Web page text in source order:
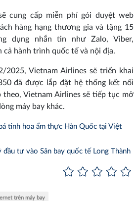
cung cấp miễn phí gói duyệt web
hàng hạng thương gia và tặng 15
dụng nhắn tin như Zalo, Viber,
hành trình quốc tế và nội địa.
Vietnam Airlines sẽ triển khai
đã được lắp đặt hệ thống kết nối
Vietnam Airlines sẽ tiếp tục mở
máy bay khác.
tinh hoa ẩm thực Hàn Quốc tại Việt
tư vào Sân bay quốc tế Long Thành
trên máy bay